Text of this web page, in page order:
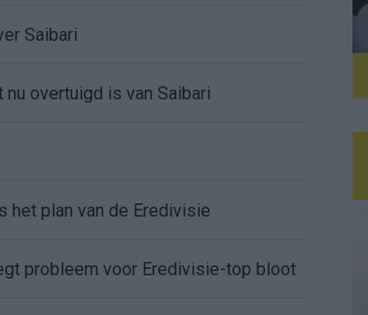
Saibari
nu overtuigd is van Saibari
het plan van de Eredivisie
probleem voor Eredivisie-top bloot